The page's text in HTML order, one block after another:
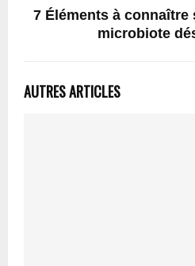
7 Éléments à connaître
microbiote
AUTRES ARTICLES